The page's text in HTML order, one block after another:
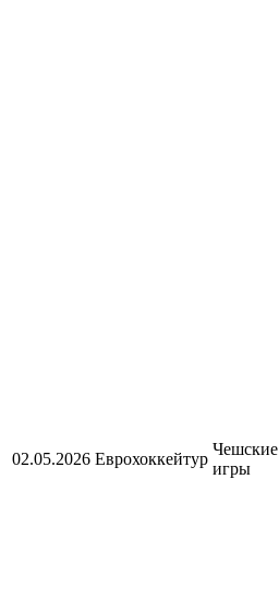
02.05.2026 Еврохоккейтур
Чешские
игры